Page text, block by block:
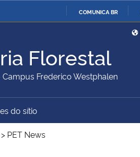
COMUNICA BR
Ministério da Defesa
Ministério da Cidadania
Ministério do
Desenvolvimento Regional
Florestal
Frederico Westphalen
do sítio
> PET News